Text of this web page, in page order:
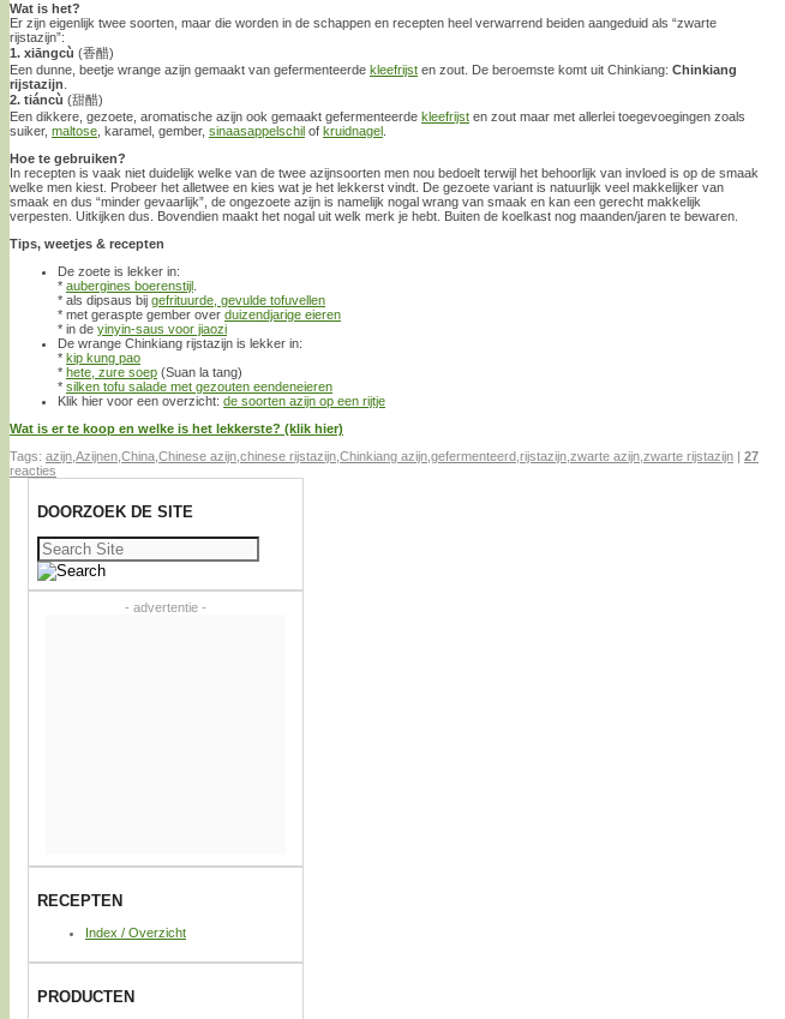
Wat is het?
Er zijn eigenlijk twee soorten, maar die worden in de schappen en recepten heel verwarrend beiden aangeduid als “zwarte
rijstazijn”:
1. xiāngcù (香醋)
Een dunne, beetje wrange azijn gemaakt van gefermenteerde kleefrijst en zout. De beroemste komt uit Chinkiang: Chinkiang
rijstazijn
2. tiáncù (甜醋)
Een dikkere, gezoete, aromatische azijn ook gemaakt gefermenteerde kleefrijst en zout maar met allerlei toegevoegingen zoals
suiker, maltose , karamel, gember, sinaasappelschil of kruidnagel
Hoe te gebruiken?
In recepten is vaak niet duidelijk welke van de twee azijnsoorten men nou bedoelt terwijl het behoorlijk van invloed is op de smaak
welke men kiest. Probeer het alletwee en kies wat je het lekkerst vindt. De gezoete variant is natuurlijk veel makkelijker van
smaak en dus “minder gevaarlijk”, de ongezoete azijn is namelijk nogal wrang van smaak en kan een gerecht makkelijk
verpesten. Uitkijken dus. Bovendien maakt het nogal uit welk merk je hebt. Buiten de koelkast nog maanden/jaren te bewaren.
Tips, weetjes & recepten
De zoete is lekker in:
* aubergines boerenstijl
* als dipsaus bij gefrituurde, gevulde tofuvellen
* met geraspte gember over duizendjarige eieren
* in de yinyin-saus voor jiaozi
De wrange Chinkiang rijstazijn is lekker in:
* kip kung pao
* hete, zure soep (Suan la tang)
* silken tofu salade met gezouten eendeneieren
Klik hier voor een overzicht: de soorten azijn op een rijtje
Wat is er te koop en welke is het lekkerste? (klik hier)
Tags: azijn Azijnen China Chinese azijn chinese rijstazijn Chinkiang azijn gefermenteerd rijstazijn zwarte azijn zwarte rijstazijn
27
reacties
DOORZOEK DE SITE
Zoeken
naar:
- advertentie -
RECEPTEN
Index / Overzicht
PRODUCTEN